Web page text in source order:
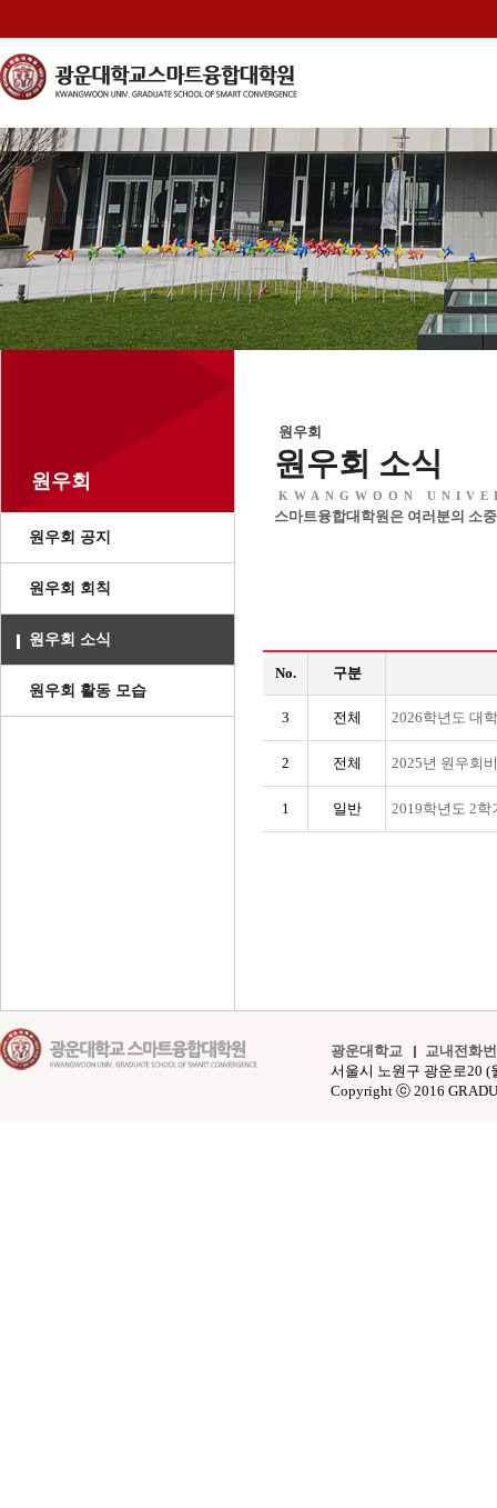
원우회
원우회 공지
원우회 회칙
원우회 소식
원우회 활동 모습
원우회
원우회 소식
KWANGWOON
스마트융합대학원은 여러분의 소
No. 구분
3 전체 2026학년도 대
2 전체 2025년 원우회
1 일반 2019학년도 2
광운대학교
교내전화
서울시 노원구 광운로20 (
Copyright ⓒ 2016